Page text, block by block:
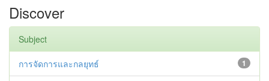
Discover
Subject
1
การจัดการและกลยุทธ์